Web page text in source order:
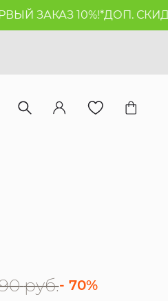
ЗАКАЗ 10%!*ДОП. СКИДКА
руб.- 70%